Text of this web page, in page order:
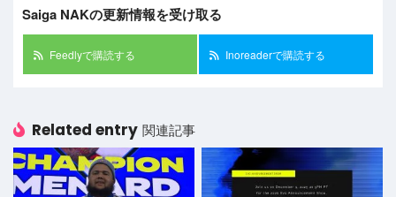
Saiga NAKの更新情報を受け取る
Feedlyで購読する Inoreaderで購読する
Related entry 関連記事